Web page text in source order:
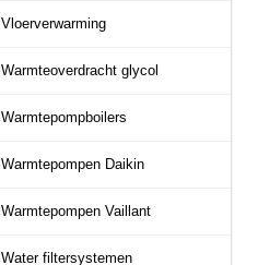
Vloerverwarming
Warmteoverdracht glycol
Warmtepompboilers
Warmtepompen Daikin
Warmtepompen Vaillant
Water filtersystemen